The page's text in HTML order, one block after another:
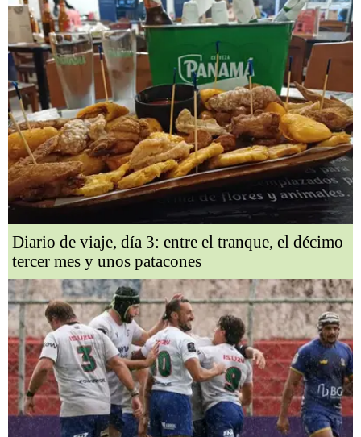
Diario de viaje, día 3: entre el tranque, el décimo
tercer mes y unos patacones